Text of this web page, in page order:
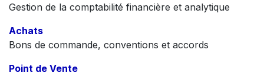
Gestion de la comptabilité financière et analytique
Achats
Bons de commande, conventions et accords
Point de Vente